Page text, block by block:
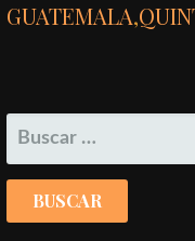
GUATEMALA,
BUSCAR: